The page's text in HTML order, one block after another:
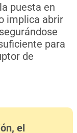
puesta en
implica abrir
para
de
el